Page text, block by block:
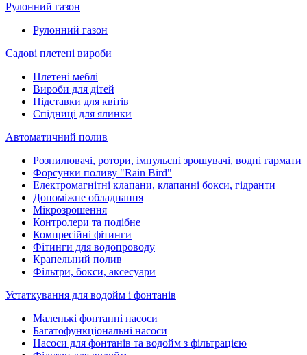
Рулонний газон
Рулонний газон
Садові плетені вироби
Плетені меблі
Вироби для дітей
Підставки для квітів
Спідниці для ялинки
Автоматичний полив
Розпилювачі, ротори, імпульсні зрошувачі, водні гармати
Форсунки поливу "Rain Bird"
Електромагнітні клапани, клапанні бокси, гідранти
Допоміжне обладнання
Мікрозрошення
Контролери та подібне
Компресійні фітинги
Фітинги для водопроводу
Крапельний полив
Фільтри, бокси, аксесуари
Устаткування для водойм і фонтанів
Маленькі фонтанні насоси
Багатофункціональні насоси
Насоси для фонтанів та водойм з фільтрацією